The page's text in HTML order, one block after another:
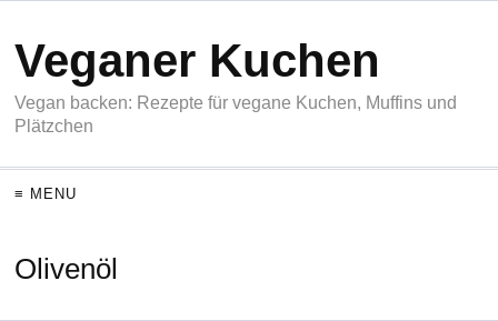
Veganer Kuchen
Vegan backen: Rezepte für vegane Kuchen, Muffins und
Plätzchen
≡ MENU
Olivenöl